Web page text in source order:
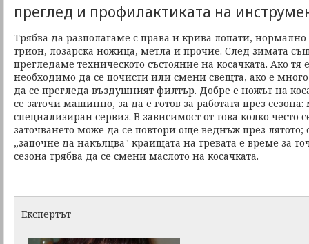
преглед и профилактиката на
Трябва да разполагаме с права и крива лопати,
трион, лозарска ножица, метла и прочие. След зимата
прегледаме техническото състояние на косачката. Ако тя
необходимо да се почисти или смени свещта, ако е
да се прегледа въздушният филтър. Добре е ножът на
се заточи машинно, за да е готов за работата през
специализиран сервиз. В зависимост от това колко често
заточването може да се повтори още веднъж през лятото;
„започне да накълцва" краищата на тревата е време за
сезона трябва да се смени маслото на косачката.
Експертът